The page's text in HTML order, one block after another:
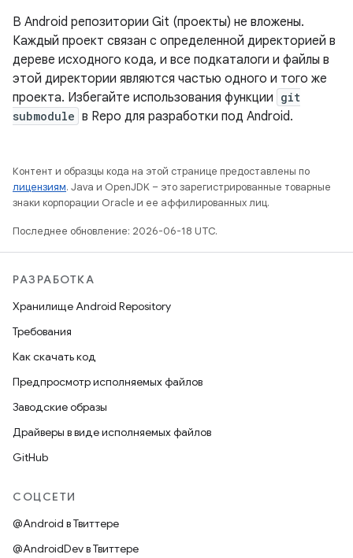
В Android репозитории Git (проекты) не вложены.
Каждый проект связан с определенной директорией в
дереве исходного кода, и все подкаталоги и файлы в
этой директории являются частью одного и того же
проекта. Избегайте использования функции git
submodule в Repo для разработки под Android.
Контент и образцы кода на этой странице предоставлены по
лицензиям. Java и OpenJDK – это зарегистрированные товарные
знаки корпорации Oracle и ее аффилированных лиц.
Последнее обновление: 2026-06-18 UTC.
РАЗРАБОТКА
Хранилище Android Repository
Требования
Как скачать код
Предпросмотр исполняемых файлов
Заводские образы
Драйверы в виде исполняемых файлов
GitHub
СОЦСЕТИ
@Android в Твиттере
@AndroidDev в Твиттере